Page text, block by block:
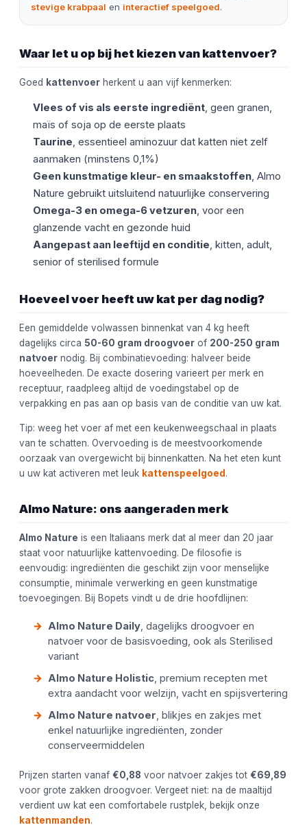
stevige krabpaal en interactief speelgoed.
Waar let u op bij het kiezen van kattenvoer?
Goed kattenvoer herkent u aan vijf kenmerken:
Vlees of vis als eerste ingrediënt, geen granen,
maïs of soja op de eerste plaats
Taurine, essentieel aminozuur dat katten niet zelf
aanmaken (minstens 0,1%)
Geen kunstmatige kleur- en smaakstoffen, Almo
Nature gebruikt uitsluitend natuurlijke conservering
Omega-3 en omega-6 vetzuren, voor een
glanzende vacht en gezonde huid
Aangepast aan leeftijd en conditie, kitten, adult,
senior of sterilised formule
Hoeveel voer heeft uw kat per dag nodig?
Een gemiddelde volwassen binnenkat van 4 kg heeft
dagelijks circa 50-60 gram droogvoer of 200-250 gram
natvoer nodig. Bij combinatievoeding: halveer beide
hoeveelheden. De exacte dosering varieert per merk en
receptuur, raadpleeg altijd de voedingstabel op de
verpakking en pas aan op basis van de conditie van uw kat.
Tip: weeg het voer af met een keukenweegschaal in plaats
van te schatten. Overvoeding is de meestvoorkomende
oorzaak van overgewicht bij binnenkatten. Na het eten kunt
u uw kat activeren met leuk kattenspeelgoed .
Almo Nature: ons aangeraden merk
Almo Nature is een Italiaans merk dat al meer dan 20 jaar
staat voor natuurlijke kattenvoeding. De filosofie is
eenvoudig: ingrediënten die geschikt zijn voor menselijke
consumptie, minimale verwerking en geen kunstmatige
toevoegingen. Bij Bopets vindt u de drie hoofdlijnen:
Almo Nature Daily, dagelijks droogvoer en
natvoer voor de basisvoeding, ook als Sterilised
variant
Almo Nature Holistic, premium recepten met
extra aandacht voor welzijn, vacht en spijsvertering
Almo Nature natvoer, blikjes en zakjes met
enkel natuurlijke ingrediënten, zonder
conserveermiddelen
Prijzen starten vanaf €0,88 voor natvoer zakjes tot €69,89
voor grote zakken droogvoer. Vergeet niet: na de maaltijd
verdient uw kat een comfortabele rustplek, bekijk onze
kattenmanden.